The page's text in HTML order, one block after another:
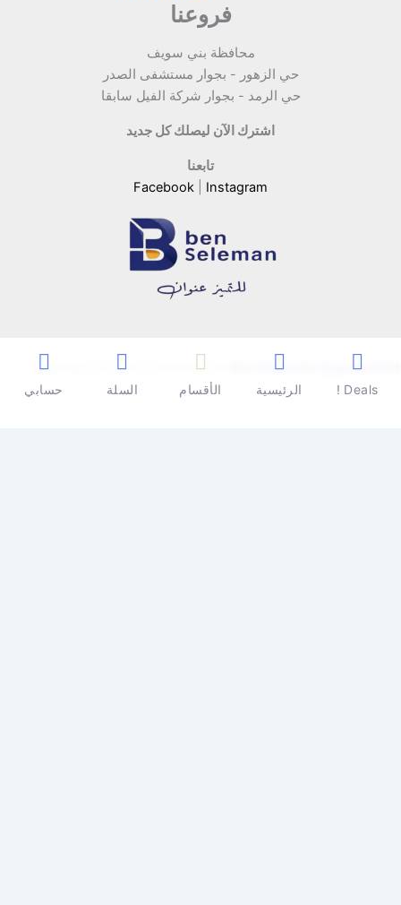
فروعنا
محافظة بني سويف
حي الزهور - بجوار مستشفى الصدر
حي الرمد - بجوار شركة الفيل سابقا
اشترك الآن ليصلك كل جديد
تابعنا
Facebook
Instagram
Copyright © 2026 | Powered by Ben Seleman Hypermarket
Deals ! الرئيسية الأقسام السلة حسابي